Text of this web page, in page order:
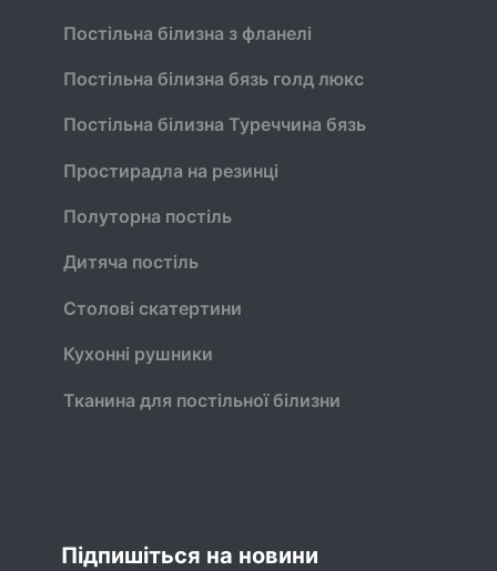
Постільна білизна з фланелі
Постільна білизна бязь голд люкс
Постільна білизна Туреччина бязь
Простирадла на резинці
Полуторна постіль
Дитяча постіль
Столові скатертини
Кухонні рушники
Тканина для постільної білизни
Підпишіться на новини